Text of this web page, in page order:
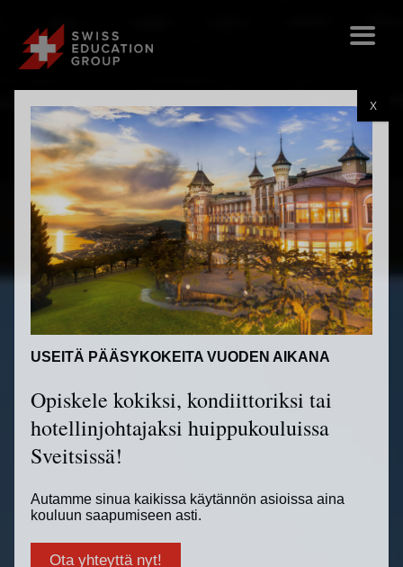
USEITÄ PÄÄSYKOKEITA VUODEN AIKANA
Opiskele kokiksi, kondiittoriksi tai
hotellinjohtajaksi huippukouluissa
Sveitsissä!
Autamme sinua kaikissa käytännön asioissa aina
kouluun saapumiseen asti.
Ota yhteyttä nyt!
X